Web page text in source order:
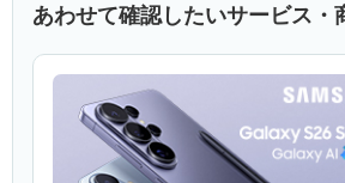
あわせて確認したいサービス・